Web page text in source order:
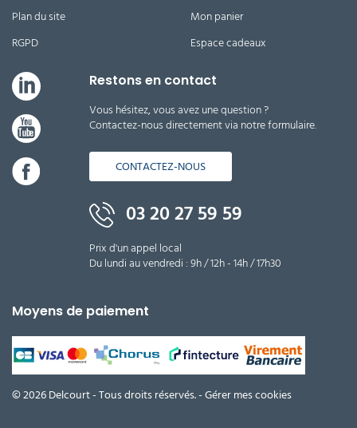
Plan du site
RGPD
Mon panier
Espace cadeaux
Restons en contact
Vous hésitez, vous avez une question ?
Contactez-nous directement via notre formulaire.
CONTACTEZ-NOUS
03 20 27 59 59
Prix d'un appel local
Du lundi au vendredi : 9h / 12h - 14h / 17h30
Moyens de paiement
© 2026 Delcourt - Tous droits réservés. -Gérer mes cookies